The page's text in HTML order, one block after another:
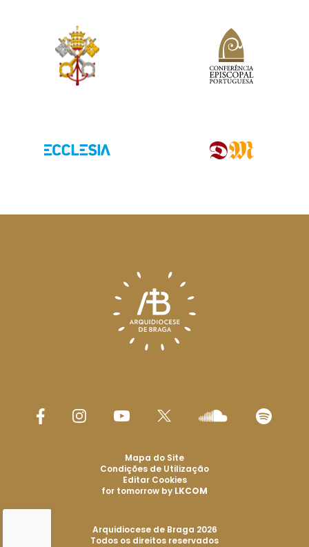
Arquidiocese de Braga 2026
Todos os direitos reservados
Mapa do Site
Condições de Utilização
Editar Cookies
for tomorrow by LKCOM